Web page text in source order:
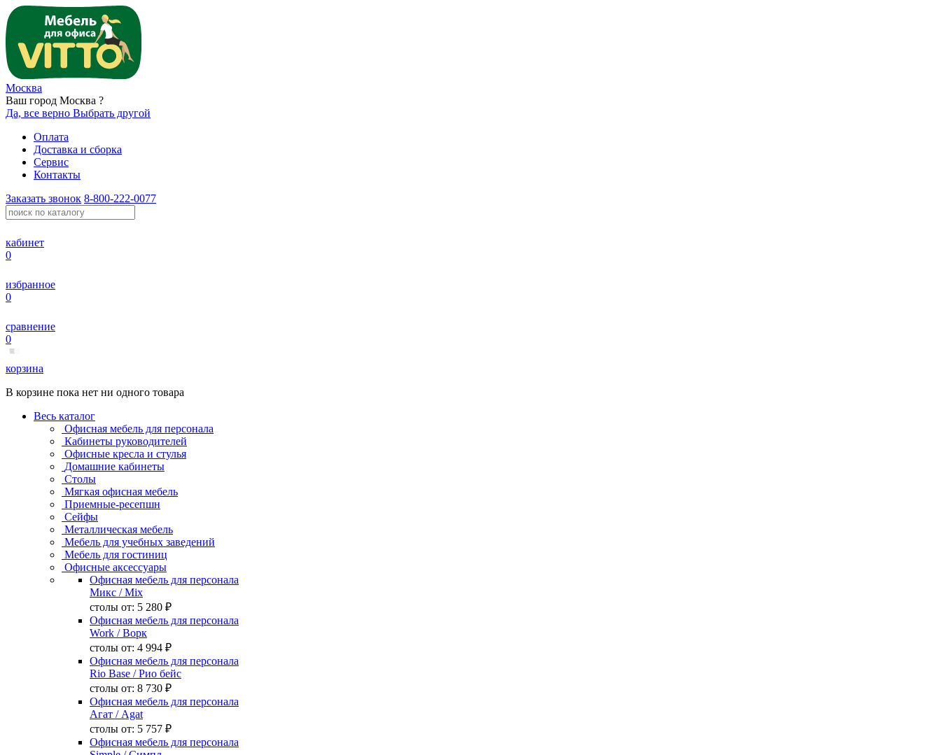
Москва
Ваш город Москва ?
Да, все верно Выбрать другой
Оплата
Доставка и сборка
Сервис
Контакты
Заказать звонок 8-800-222-0077
кабинет
0
избранное
0
сравнение
0
корзина
В корзине пока нет ни одного товара
Весь каталог
Офисная мебель для персонала
Кабинеты руководителей
Офисные кресла и стулья
Домашние кабинеты
Столы
Мягкая офисная мебель
Приемные-ресепшн
Сейфы
Металлическая мебель
Мебель для учебных заведений
Мебель для гостиниц
Офисные аксессуары
Офисная мебель для персонала
Микс / Mix
столы от: 5 280 ₽
Офисная мебель для персонала
Work / Ворк
столы от: 4 994 ₽
Офисная мебель для персонала
Rio Base / Рио бейс
столы от: 8 730 ₽
Офисная мебель для персонала
Агат / Agat
столы от: 5 757 ₽
Офисная мебель для персонала